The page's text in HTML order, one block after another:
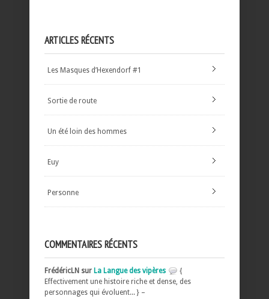
ARTICLES RÉCENTS
Les Masques d’Hexendorf #1
Sortie de route
Un été loin des hommes
Euy
Personne
COMMENTAIRES RÉCENTS
FrédéricLN sur La Langue des vipères
{
Effectivement une histoire riche et dense, des
personnages qui évoluent... } –